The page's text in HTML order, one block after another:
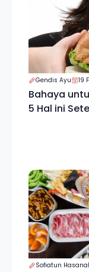
Gendis Ayu 19
Bahaya
5 Hal ini
Sofiatun